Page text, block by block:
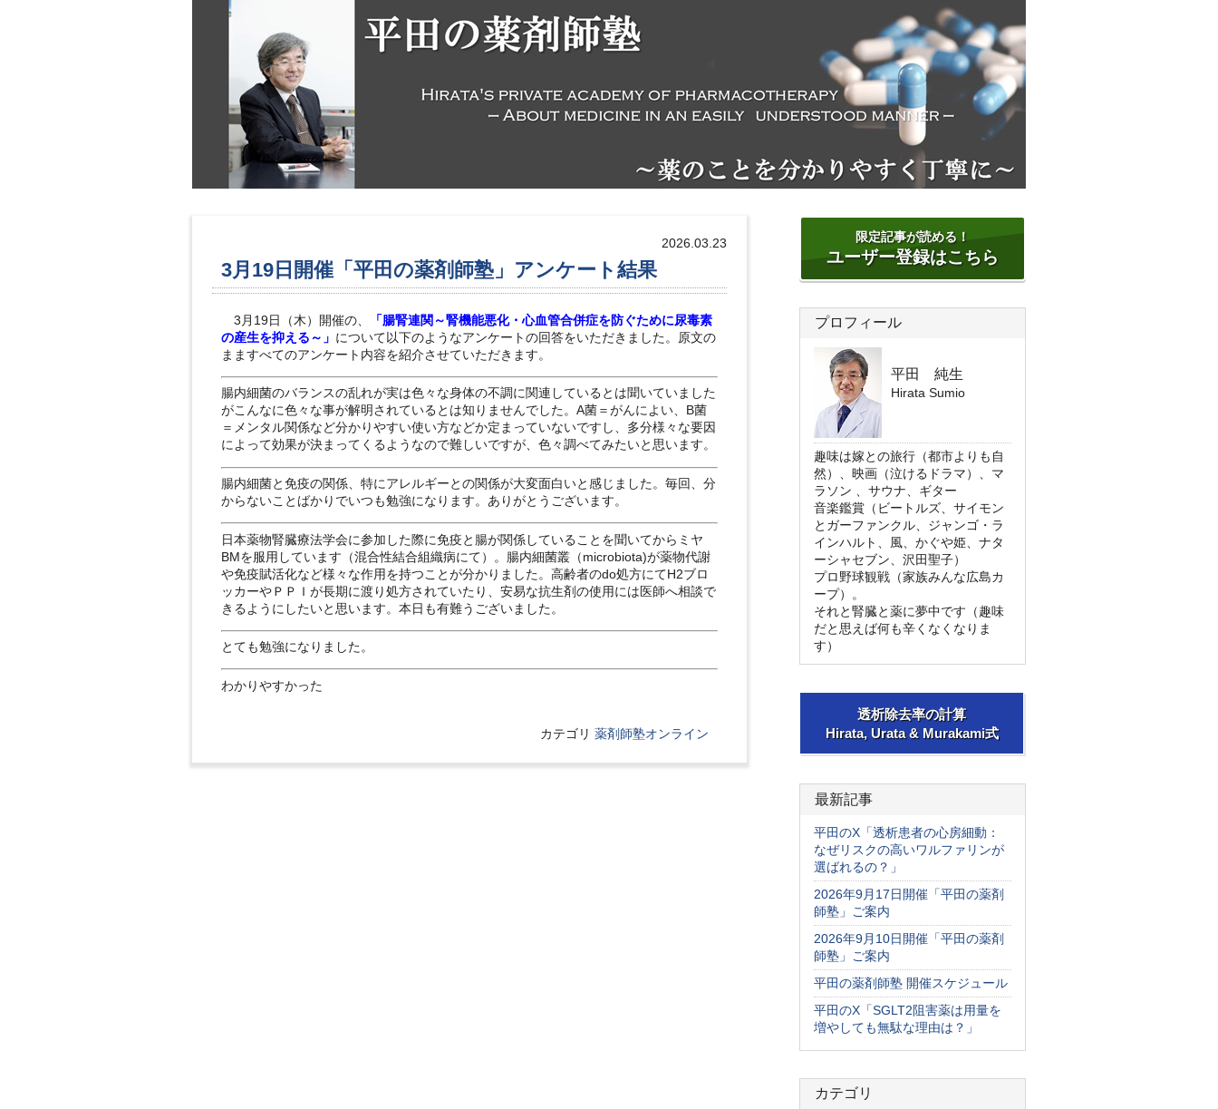
2026.03.23
3月19日開催「平田の薬剤師塾」アンケート結果
3月19日（木）開催の、
「腸腎連関～腎機能悪化・心血管合併症を防ぐために尿毒素
の産生を抑える～」 について以下のようなアンケートの回答をいただきました。原文の
まますべてのアンケート内容を紹介させていただきます。
腸内細菌のバランスの乱れが実は色々な身体の不調に関連しているとは聞いていました
がこんなに色々な事が解明されているとは知りませんでした。A菌＝がんによい、B菌
＝メンタル関係など分かりやすい使い方などか定まっていないですし、多分様々な要因
によって効果が決まってくるようなので難しいですが、色々調べてみたいと思います。
腸内細菌と免疫の関係、特にアレルギーとの関係が大変面白いと感じました。毎回、分
からないことばかりでいつも勉強になります。ありがとうございます。
日本薬物腎臓療法学会に参加した際に免疫と腸が関係していることを聞いてからミヤ
BMを服用しています（混合性結合組織病にて）。腸内細菌叢（microbiota)が薬物代謝
や免疫賦活化など様々な作用を持つことが分かりました。高齢者のdo処方にてH2ブロ
ッカーやＰＰＩが長期に渡り処方されていたり、安易な抗生剤の使用には医師へ相談で
きるようにしたいと思います。本日も有難うございました。
とても勉強になりました。
わかりやすかった
カテゴリ 薬剤師塾オンライン
限定記事が読める！
ユーザー登録はこちら
プロフィール
平田 純生
Hirata Sumio
趣味は嫁との旅行（都市よりも自
然）、映画（泣けるドラマ）、マ
ラソン 、サウナ、ギター
音楽鑑賞（ビートルズ、サイモン
とガーファンクル、ジャンゴ・ラ
インハルト、風、かぐや姫、ナタ
ーシャセブン、沢田聖子）
プロ野球観戦（家族みんな広島カ
ープ）。
それと腎臓と薬に夢中です（趣味
だと思えば何も辛くなくなりま
す）
透析除去率の計算
Hirata, Urata & Murakami式
最新記事
平田のX「透析患者の心房細動：
なぜリスクの高いワルファリンが
選ばれるの？」
2026年9月17日開催「平田の薬剤
師塾」ご案内
2026年9月10日開催「平田の薬剤
師塾」ご案内
平田の薬剤師塾 開催スケジュール
平田のX「SGLT2阻害薬は用量を
増やしても無駄な理由は？」
カテゴリ